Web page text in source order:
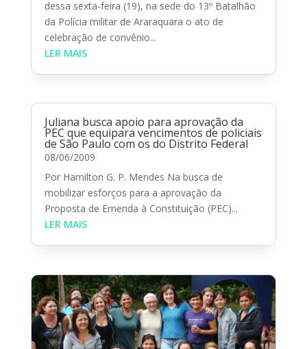
dessa sexta-feira (19), na sede do 13º Batalhão
da Polícia militar de Araraquara o ato de
celebração de convênio...
LER MAIS
Juliana busca apoio para aprovação da
PEC que equipara vencimentos de policiais
de São Paulo com os do Distrito Federal
08/06/2009
Por Hamilton G. P. Mendes Na busca de
mobilizar esforços para a aprovação da
Proposta de Emenda à Constituição (PEC)...
LER MAIS